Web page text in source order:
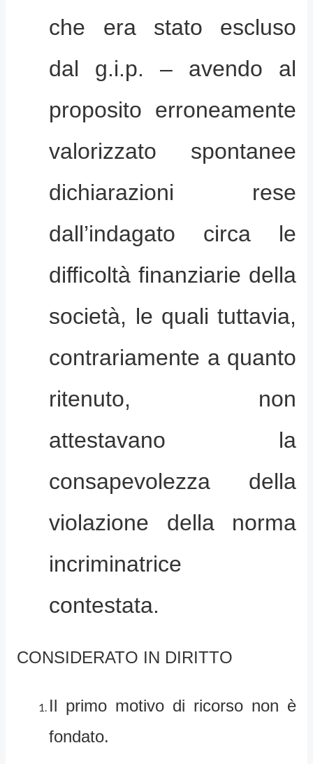
che era stato escluso
dal g.i.p. – avendo al
proposito erroneamente
valorizzato spontanee
dichiarazioni rese
dall’indagato circa le
difficoltà finanziarie della
società, le quali tuttavia,
contrariamente a quanto
ritenuto, non
attestavano la
consapevolezza della
violazione della norma
incriminatrice
contestata.
CONSIDERATO IN DIRITTO
Il primo motivo di ricorso non è
fondato.